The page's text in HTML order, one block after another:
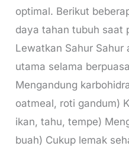
optimal. Berikut
daya tahan tubuh saat
Lewatkan Sahur Sahur
utama selama
Mengandung
oatmeal, roti gandum)
ikan, tahu, tempe)
buah) Cukup lemak